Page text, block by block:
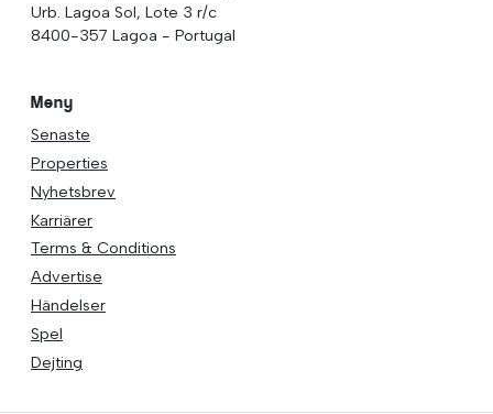
Urb. Lagoa Sol, Lote 3 r/c
8400-357 Lagoa - Portugal
Meny
Senaste
Properties
Nyhetsbrev
Karriärer
Terms & Conditions
Advertise
Händelser
Spel
Dejting